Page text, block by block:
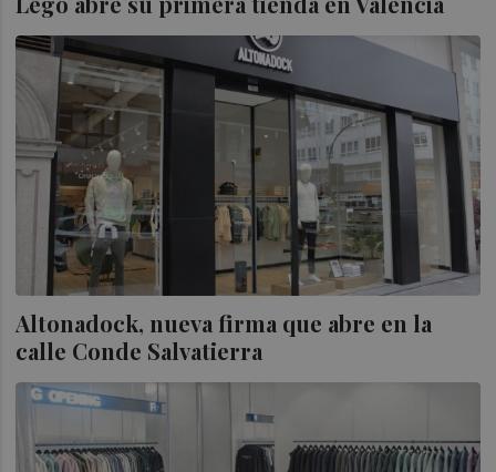
Altonadock, nueva firma que abre en la
calle Conde Salvatierra